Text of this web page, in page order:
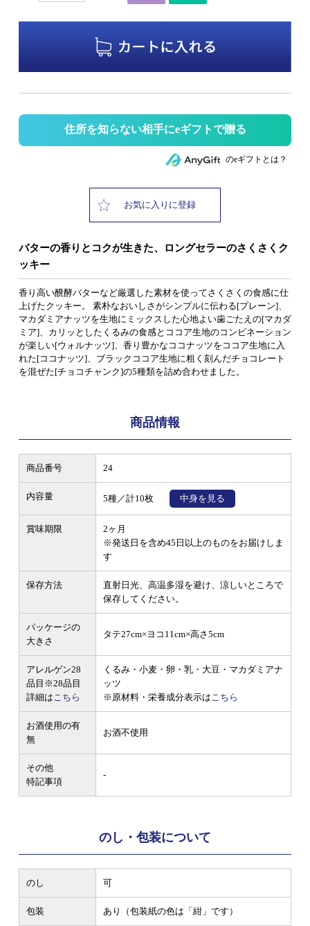
住所を知らない相手にeギフトで贈る
のeギフトとは？
お気に入りに登録
バターの香りとコクが生きた、ロングセラーのさくさくク
ッキー
香り高い醗酵バターなど厳選した素材を使ってさくさくの食感に仕
上げたクッキー。 素朴なおいしさがシンプルに伝わる[プレーン]、
マカダミアナッツを生地にミックスした心地よい歯ごたえの[マカダ
ミア]、カリッとしたくるみの食感とココア生地のコンビネーション
が楽しい[ウォルナッツ]、香り豊かなココナッツをココア生地に入
れた[ココナッツ]、ブラックココア生地に粗く刻んだチョコレート
を混ぜた[チョコチャンク]の5種類を詰め合わせました。
商品情報
商品番号 24
内容量 5種／計10枚 中身を見る
賞味期限
2ヶ月
※発送日を含め45日以上のものをお届けしま
す
保存方法
直射日光、高温多湿を避け、涼しいところで
保存してください。
パッケージの
大きさ
タテ27cm×ヨコ11cm×高さ5cm
アレルゲン28
品目 ※28品目
詳細は こちら
くるみ・小麦・卵・乳・大豆・マカダミアナ
ッツ
※原材料・栄養成分表示は こちら
お酒使用の有
無
お酒不使用
その他
特記事項
-
のし・包装について
のし 可
包装 あり（包装紙の色は「紺」です）